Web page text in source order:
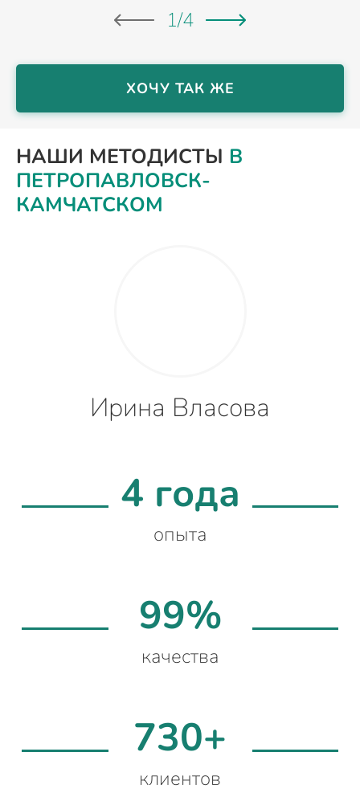
1/4
ХОЧУ ТАК ЖЕ
НАШИ МЕТОДИСТЫ В
ПЕТРОПАВЛОВСК-
КАМЧАТСКОМ
Ирина Власова
4 года
опыта
99%
качества
730+
клиентов